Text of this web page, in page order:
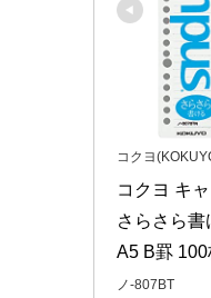
コクヨ
コクヨ キ
さらさら
A5 B罫
ノ-807BT